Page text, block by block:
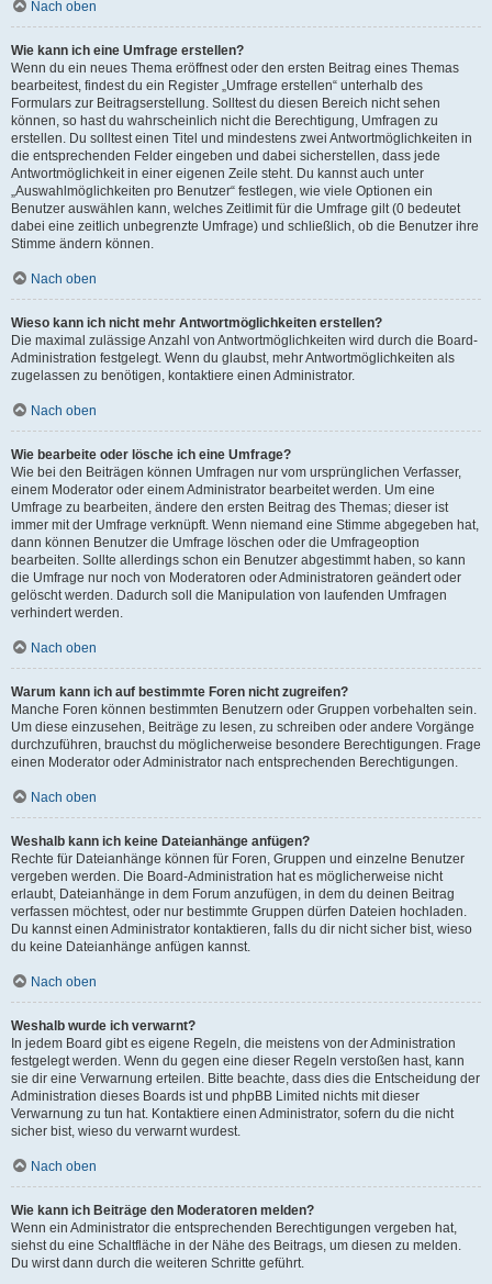
Nach oben
Wie kann ich eine Umfrage erstellen?
Wenn du ein neues Thema eröffnest oder den ersten Beitrag eines Themas
bearbeitest, findest du ein Register „Umfrage erstellen“ unterhalb des
Formulars zur Beitragserstellung. Solltest du diesen Bereich nicht sehen
können, so hast du wahrscheinlich nicht die Berechtigung, Umfragen zu
erstellen. Du solltest einen Titel und mindestens zwei Antwortmöglichkeiten in
die entsprechenden Felder eingeben und dabei sicherstellen, dass jede
Antwortmöglichkeit in einer eigenen Zeile steht. Du kannst auch unter
„Auswahlmöglichkeiten pro Benutzer“ festlegen, wie viele Optionen ein
Benutzer auswählen kann, welches Zeitlimit für die Umfrage gilt (0 bedeutet
dabei eine zeitlich unbegrenzte Umfrage) und schließlich, ob die Benutzer ihre
Stimme ändern können.
Nach oben
Wieso kann ich nicht mehr Antwortmöglichkeiten erstellen?
Die maximal zulässige Anzahl von Antwortmöglichkeiten wird durch die Board-
Administration festgelegt. Wenn du glaubst, mehr Antwortmöglichkeiten als
zugelassen zu benötigen, kontaktiere einen Administrator.
Nach oben
Wie bearbeite oder lösche ich eine Umfrage?
Wie bei den Beiträgen können Umfragen nur vom ursprünglichen Verfasser,
einem Moderator oder einem Administrator bearbeitet werden. Um eine
Umfrage zu bearbeiten, ändere den ersten Beitrag des Themas; dieser ist
immer mit der Umfrage verknüpft. Wenn niemand eine Stimme abgegeben hat,
dann können Benutzer die Umfrage löschen oder die Umfrageoption
bearbeiten. Sollte allerdings schon ein Benutzer abgestimmt haben, so kann
die Umfrage nur noch von Moderatoren oder Administratoren geändert oder
gelöscht werden. Dadurch soll die Manipulation von laufenden Umfragen
verhindert werden.
Nach oben
Warum kann ich auf bestimmte Foren nicht zugreifen?
Manche Foren können bestimmten Benutzern oder Gruppen vorbehalten sein.
Um diese einzusehen, Beiträge zu lesen, zu schreiben oder andere Vorgänge
durchzuführen, brauchst du möglicherweise besondere Berechtigungen. Frage
einen Moderator oder Administrator nach entsprechenden Berechtigungen.
Nach oben
Weshalb kann ich keine Dateianhänge anfügen?
Rechte für Dateianhänge können für Foren, Gruppen und einzelne Benutzer
vergeben werden. Die Board-Administration hat es möglicherweise nicht
erlaubt, Dateianhänge in dem Forum anzufügen, in dem du deinen Beitrag
verfassen möchtest, oder nur bestimmte Gruppen dürfen Dateien hochladen.
Du kannst einen Administrator kontaktieren, falls du dir nicht sicher bist, wieso
du keine Dateianhänge anfügen kannst.
Nach oben
Weshalb wurde ich verwarnt?
In jedem Board gibt es eigene Regeln, die meistens von der Administration
festgelegt werden. Wenn du gegen eine dieser Regeln verstoßen hast, kann
sie dir eine Verwarnung erteilen. Bitte beachte, dass dies die Entscheidung der
Administration dieses Boards ist und phpBB Limited nichts mit dieser
Verwarnung zu tun hat. Kontaktiere einen Administrator, sofern du die nicht
sicher bist, wieso du verwarnt wurdest.
Nach oben
Wie kann ich Beiträge den Moderatoren melden?
Wenn ein Administrator die entsprechenden Berechtigungen vergeben hat,
siehst du eine Schaltfläche in der Nähe des Beitrags, um diesen zu melden.
Du wirst dann durch die weiteren Schritte geführt.